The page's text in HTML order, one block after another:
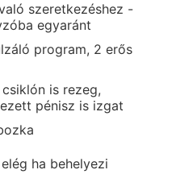
szeretkezéshez -
egyaránt
program, 2 erős
is rezeg,
pénisz is izgat
ha behelyezi